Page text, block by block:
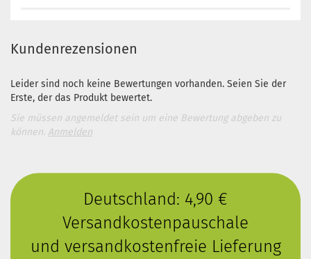
Kundenrezensionen
Leider sind noch keine Bewertungen vorhanden. Seien Sie der
Erste, der das Produkt bewertet.
Sie müssen angemeldet sein um eine Bewertung abgeben zu
können. Anmelden
Deutschland: 4,90 €
Versandkostenpauschale
und versandkostenfreie Lieferung